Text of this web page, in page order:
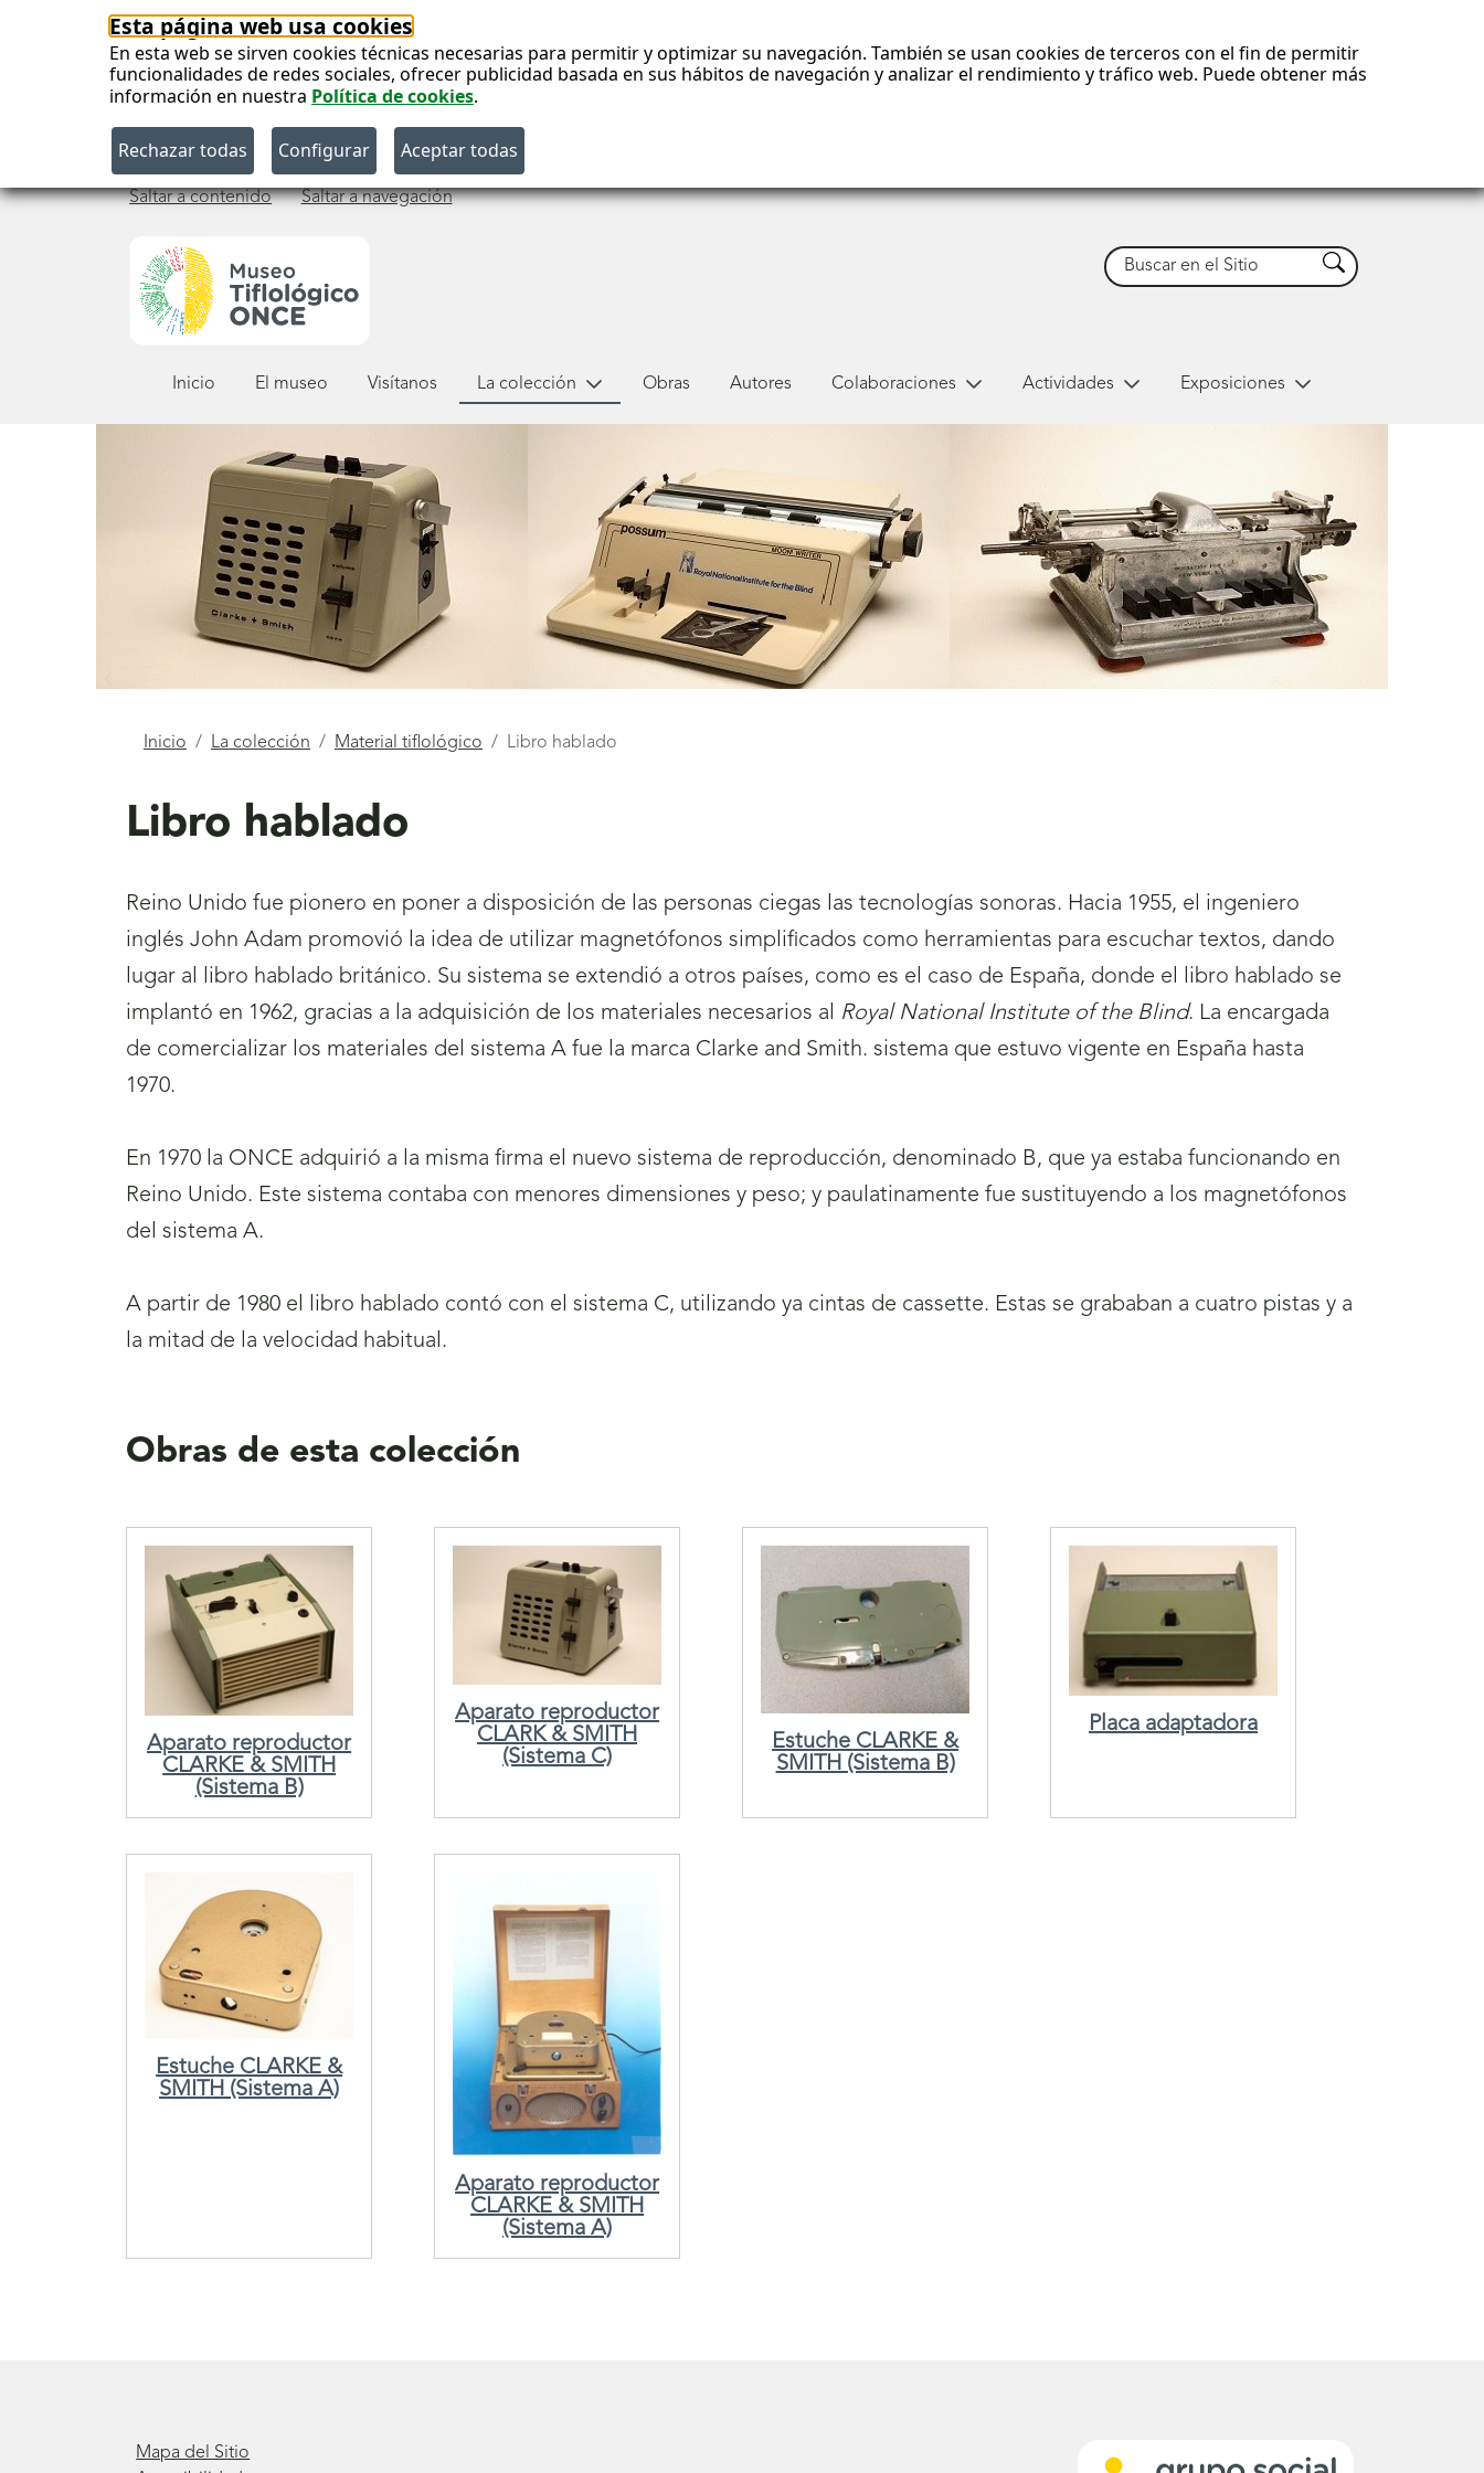
Esta página web usa cookies
En esta web se sirven cookies técnicas necesarias para permitir y optimizar su navegación. También se usan cookies de terceros con el fin de permitir
funcionalidades de redes sociales, ofrecer publicidad basada en sus hábitos de navegación y analizar el rendimiento y tráfico web. Puede obtener más
información en nuestra Política de cookies.
Saltar a contenido Saltar a navegación
Buscar Buscar
Inicio El museo Visítanos La colección Obras Autores Colaboraciones Actividades Exposiciones
Está
Inicio La colección Material tiflológico Libro hablado
Libro hablado
Reino Unido fue pionero en poner a disposición de las personas ciegas las tecnologías sonoras. Hacia 1955, el ingeniero
inglés John Adam promovió la idea de utilizar magnetófonos simplificados como herramientas para escuchar textos, dando
lugar al libro hablado británico. Su sistema se extendió a otros países, como es el caso de España, donde el libro hablado se
implantó en 1962, gracias a la adquisición de los materiales necesarios al Royal National Institute of the Blind. La encargada
de comercializar los materiales del sistema A fue la marca Clarke and Smith. sistema que estuvo vigente en España hasta
1970.
En 1970 la ONCE adquirió a la misma firma el nuevo sistema de reproducción, denominado B, que ya estaba funcionando en
Reino Unido. Este sistema contaba con menores dimensiones y peso; y paulatinamente fue sustituyendo a los magnetófonos
del sistema A.
A partir de 1980 el libro hablado contó con el sistema C, utilizando ya cintas de cassette. Estas se grababan a cuatro pistas y a
la mitad de la velocidad habitual.
Obras de esta colección
Aparato reproductor
CLARKE & SMITH
(Sistema B)
Aparato reproductor
CLARK & SMITH
(Sistema C)
Estuche CLARKE &
SMITH (Sistema B)
Placa adaptadora
Estuche CLARKE &
SMITH (Sistema A)
Aparato reproductor
CLARKE & SMITH
(Sistema A)
Mapa del Sitio